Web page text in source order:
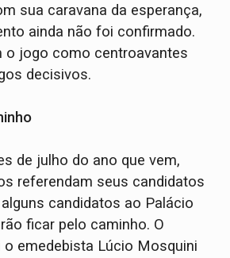
sua caravana da esperança,
ainda não foi confirmado.
o jogo como centroavantes
decisivos.
de julho do ano que vem,
referendam seus candidatos
candidatos ao Palácio
ficar pelo caminho. O
emedebista Lúcio Mosquini